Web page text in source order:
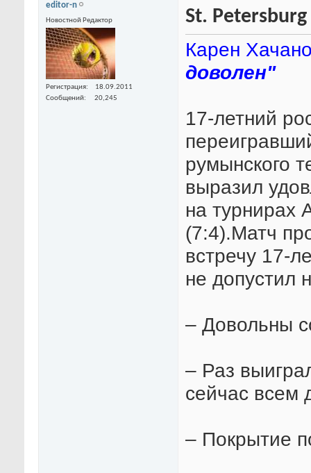
editor-n
Новостной Редактор
Регистрация
18.09.2011
Сообщений
20,245
St.
Карен
доволен"
17-летний
румынского
выразил
на турнирах
(7:4).Матч
встречу 17-
не допустил
– Довольны
– Раз
сейчас всем
– Покрытие